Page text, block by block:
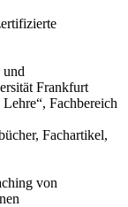
und
Frankfurt
Fachbereich
Fachartikel,
von